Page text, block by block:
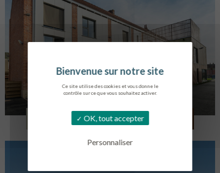
Ce site utilise des cookies et vous donne le
contrôle sur ce que vous souhaitez activer.
OK, tout accepter
Personnaliser
LOG. JEUNES TRAVAILLEURS